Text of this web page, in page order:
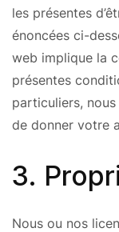
les présentes
énoncées ci-
web implique la
présentes
particuliers,
de donner votre
3.
Nous ou nos